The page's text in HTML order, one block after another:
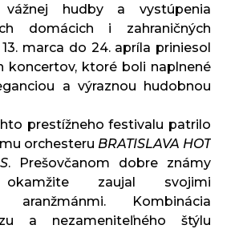
vážnej hudby a vystúpenia
domácich i zahraničných
marca do 24. apríla priniesol
koncertov, ktoré boli naplnené
a výraznou hudobnou
prestížneho festivalu patrilo
orchesteru BRATISLAVA HOT
. Prešovčanom dobre známy
okamžite zaujal svojimi
aranžmánmi. Kombinácia
a nezameniteľného štýlu